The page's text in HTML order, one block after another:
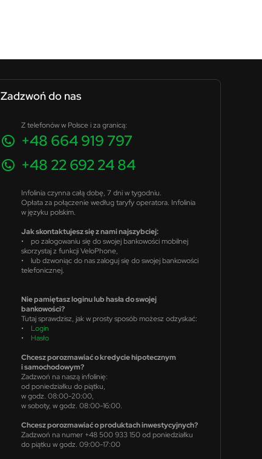
Zadzwoń do nas
Z telefonów w Polsce i za granicą:
+48 664 919 797
+48 22 692 24 84
Infolinia czynna całą dobę, 7 dni w tygodniu.
Opłata za połączenie według taryfy operatora. Infolinia
w języku polskim.
Jak skontaktujesz się z nami najszybciej:
• po zalogowaniu się do swojej bankowości mobilnej
skorzystaj z funkcji VeloPhone,
• lub dzwoniąc do nas zaloguj się do swojej bankowości
telefonicznej.
Nie pamiętasz loginu lub hasła do swojej
bankowości?
Tutaj sprawdzisz, jak w prosty sposób możesz odzyskać:
• Login
• Hasło
Chcesz porozmawiać o kredycie hipotecznym
i samochodowym?
Zadzwoń na naszą infolinię:
od poniedziałku do piątku,
w godz. 08:00-20:00,
w soboty, w godz. 08:00-16:00.
Chcesz porozmawiać o produktach inwestycyjnych?
Zadzwoń na numer +48 500 933 150 od poniedziałku
do piątku w godz. 09:00-17:00